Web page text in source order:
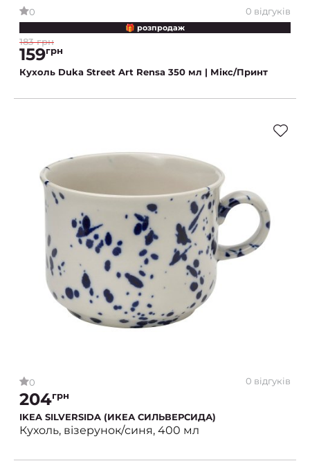
0 0 відгуків
🎁 розпродаж
183 грн
159грн
Кухоль Duka Street Art Rensa 350 мл | Мікс/Принт
0 0 відгуків
204грн
IKEA SILVERSIDA (ИКЕА СИЛЬВЕРСИДА)
Кухоль, візерунок/синя, 400 мл